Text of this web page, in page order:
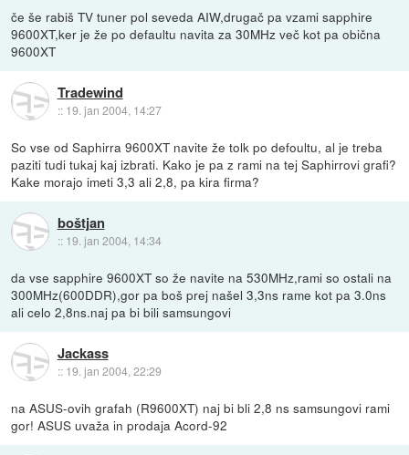
če še rabiš TV tuner pol seveda AIW,drugač pa vzami sapphire
9600XT,ker je že po defaultu navita za 30MHz več kot pa obična
9600XT
Tradewind
:: 19. jan 2004, 14:27
So vse od Saphirra 9600XT navite že tolk po defoultu, al je treba
paziti tudi tukaj kaj izbrati. Kako je pa z rami na tej Saphirrovi grafi?
Kake morajo imeti 3,3 ali 2,8, pa kira firma?
boštjan
:: 19. jan 2004, 14:34
da vse sapphire 9600XT so že navite na 530MHz,rami so ostali na
300MHz(600DDR),gor pa boš prej našel 3,3ns rame kot pa 3.0ns
ali celo 2,8ns.naj pa bi bili samsungovi
Jackass
:: 19. jan 2004, 22:29
na ASUS-ovih grafah (R9600XT) naj bi bli 2,8 ns samsungovi rami
gor! ASUS uvaža in prodaja Acord-92